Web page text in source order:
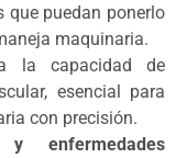
que puedan ponerlo
maquinaria.
la capacidad de
esencial para
con precisión.
y enfermedades